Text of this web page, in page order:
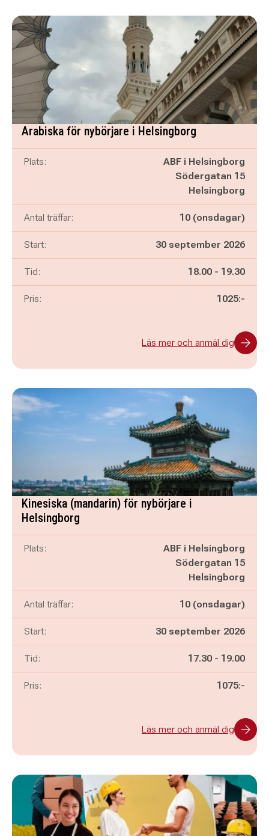
Arabiska för nybörjare i Helsingborg
Plats:
ABF i Helsingborg
Södergatan 15
Helsingborg
Antal träffar: 10 (onsdagar)
Start: 30 september 2026
Tid: Pågår mellan
18.00 - och
19.30
Pris: 1025:-
Läs mer och anmäl dig
Kinesiska (mandarin) för nybörjare i
Helsingborg
Plats:
ABF i Helsingborg
Södergatan 15
Helsingborg
Antal träffar: 10 (onsdagar)
Start: 30 september 2026
Tid: Pågår mellan
17.30 - och
19.00
Pris: 1075:-
Läs mer och anmäl dig